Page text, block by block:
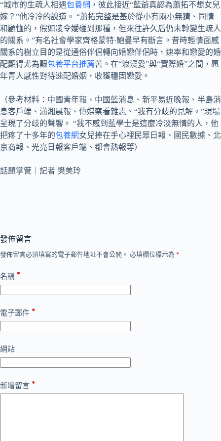
“城市的生疏人相遇包養網 ，彼此接近“藍爺真認為蕭拓不想女兒
嫁？”他冷冷的說道。 “蕭拓完整是基於從小有兩小無猜、同情
和顧恤的，假如凌令嬡碰到那種，但來往許久后仍未轉變生疏人
的關系。”有名社會學家齊格蒙特·鮑曼早有斷言。昔時輕情面感
關系的樹立目的是從通俗伴侶轉向婚戀伴侶時，速率和戀愛的婚
配顯得尤為艱包養平台推薦苦。在“浪漫愛”與“實際婚”之間，愿
年青人感性對待速配婚姻，收獲穩固戀愛。
（參考材料：中國青年報、中國藍消息、新平易近晚報、半島消
息客戶端、瀟湘晨報、傳媒察看雜志、“我有分歧的見解。”現場
呈現了分歧的聲響。 “我不感到藍學士是這麼冷淡無情的人，他
把疼了十多年的包養網女兒捧在手心裡民眾日報、國民數據、北
京商報、光亮日報客戶端、都會熱報等）
話題掌管｜記者 樊美玲
發佈留言
發佈留言必須填寫的電子郵件地址不會公開。 必填欄位標示為 *
名稱 *
電子郵件 *
網站
新增留言 *